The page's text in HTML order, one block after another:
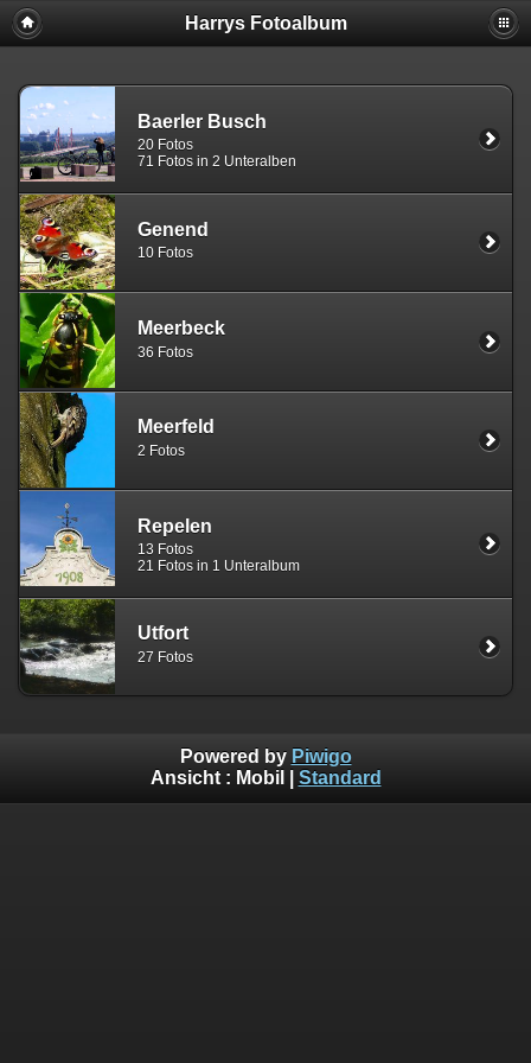
Harrys Fotoalbum
Baerler Busch
20 Fotos
71 Fotos in 2 Unteralben
Genend
10 Fotos
Meerbeck
36 Fotos
Meerfeld
2 Fotos
Repelen
13 Fotos
21 Fotos in 1 Unteralbum
Utfort
27 Fotos
Powered by Piwigo
Ansicht : Mobil Standard